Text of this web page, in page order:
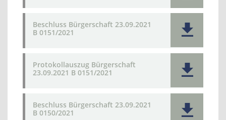
Beschluss Bürgerschaft 23.09.2021
B 0151/2021
Protokollauszug Bürgerschaft
23.09.2021 B 0151/2021
Beschluss Bürgerschaft 23.09.2021
B 0150/2021